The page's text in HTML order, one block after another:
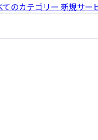
てのカテゴリー 新規サー